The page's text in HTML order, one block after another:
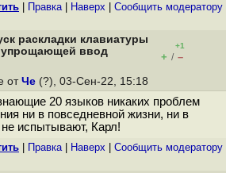
Правка| Наверх Cообщить модератору
раскладки клавиатуры
упрощающей ввод
+1
+ / –
от Че (?), 03-Сен-22, 15:18
20 языков никаких проблем
ни в повседневной жизни, ни в
не испытывают, Карл!
Правка| Наверх Cообщить модератору